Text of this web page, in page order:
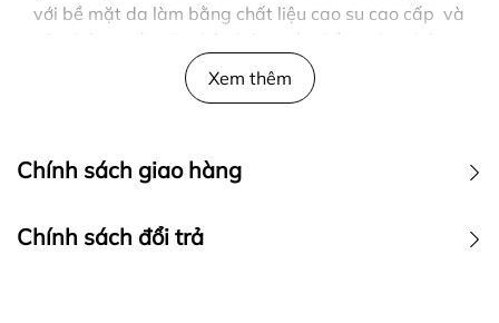
với bề mặt da làm bằng chất liệu cao su cao cấp và
các đường nối giữa thân bóng rất phẳng cho phép
vận động viên thể hiện đầy đủ tiềm năng của mình.
Thiết kế màu sắc bắt mắt
bóng rổ
Xem thêm
Chính sách giao hàng
Chính sách đổi trả